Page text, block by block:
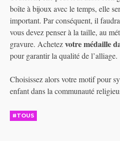
boîte à bijoux avec le temps, elle
important. Par conséquent, il
vous devez penser à la taille, au
gravure. Achetezvotre médaille
pour garantir la qualité de l’alliage.
Choisissez alors votre motif pour
enfant dans la communauté
#TOUS